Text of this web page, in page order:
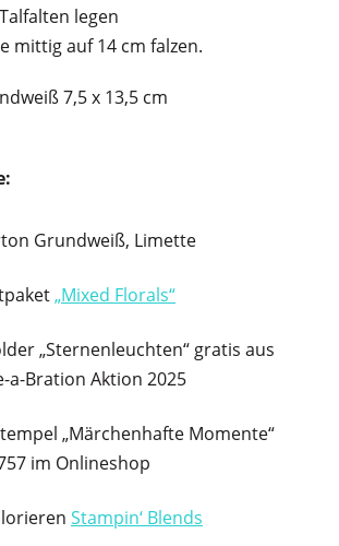
legen
mittig auf 14 cm falzen.
7,5 x 13,5 cm
Grundweiß, Limette
„Mixed Florals“
„Sternenleuchten“ gratis aus
a-Bration Aktion 2025
„Märchenhafte Momente“
im Onlineshop
Stampin‘ Blends